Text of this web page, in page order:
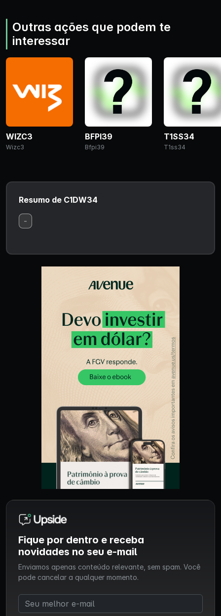
Outras ações que podem te
interessar
WIZC3
Wizc3
BFPI39
Bfpi39
T1SS34
T1ss34
Resumo de C1DW34
-
Fique por dentro e receba
novidades no seu e-mail
Enviamos apenas conteúdo relevante, sem spam. Você
pode cancelar a qualquer momento.